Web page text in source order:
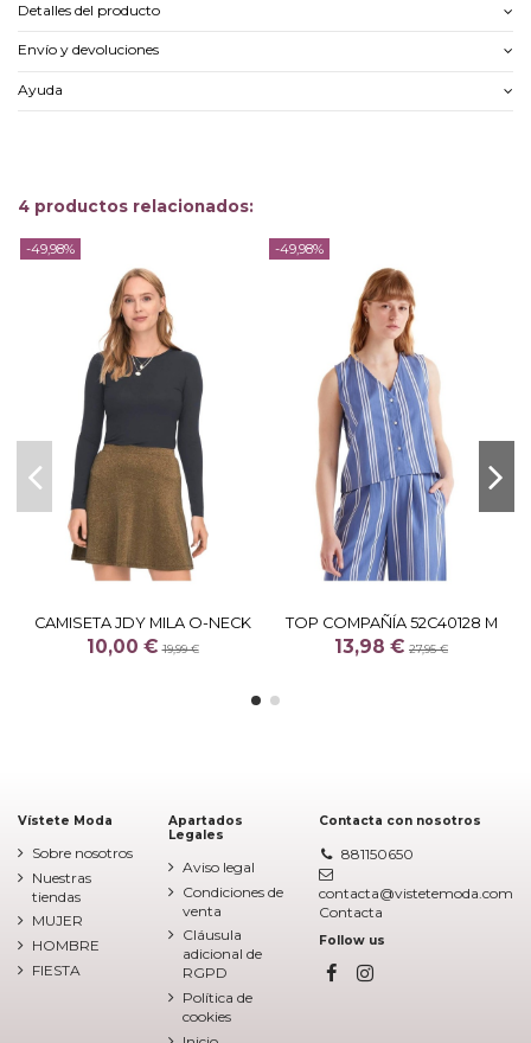
Detalles del producto
Envío y devoluciones
Ayuda
4 productos relacionados:
-49,98%
CAMISETA JDY MILA O-NECK
10,00 €19,99 €
-49,98%
TOP COMPAÑÍA 52C40128 M
13,98 € 27,95 €
Vístete Moda
Sobre nosotros
Nuestras
tiendas
MUJER
HOMBRE
FIESTA
Apartados
Legales
Aviso legal
Condiciones de
venta
Cláusula
adicional de
RGPD
Política de
cookies
Contacta con nosotros
881150650
contacta@vistetemoda.com
Contacta
Follow us